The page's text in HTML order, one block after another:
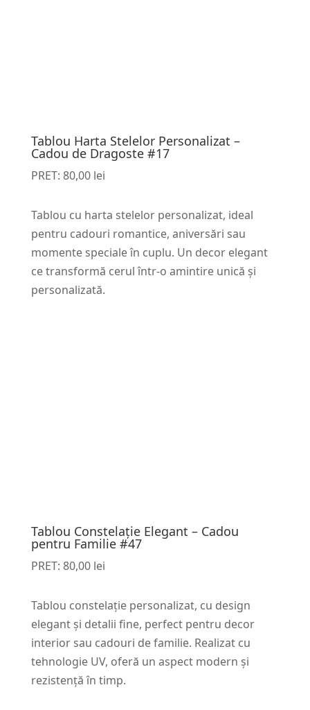
Tablou Harta Stelelor Personalizat –
Cadou de Dragoste #17
PRET: 80,00 lei
Tablou cu harta stelelor personalizat, ideal
pentru cadouri romantice, aniversări sau
momente speciale în cuplu. Un decor elegant
ce transformă cerul într-o amintire unică și
personalizată.
Tablou Constelație Elegant – Cadou
pentru Familie #47
PRET: 80,00 lei
Tablou constelație personalizat, cu design
elegant și detalii fine, perfect pentru decor
interior sau cadouri de familie. Realizat cu
tehnologie UV, oferă un aspect modern și
rezistență în timp.